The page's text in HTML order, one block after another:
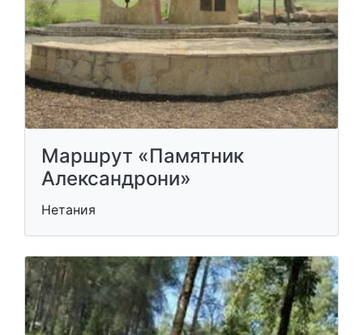
Маршрут «Памятник
Александрони»
Нетания